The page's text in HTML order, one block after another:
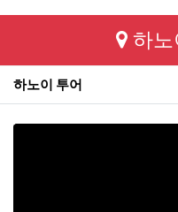
하
하노이 투어